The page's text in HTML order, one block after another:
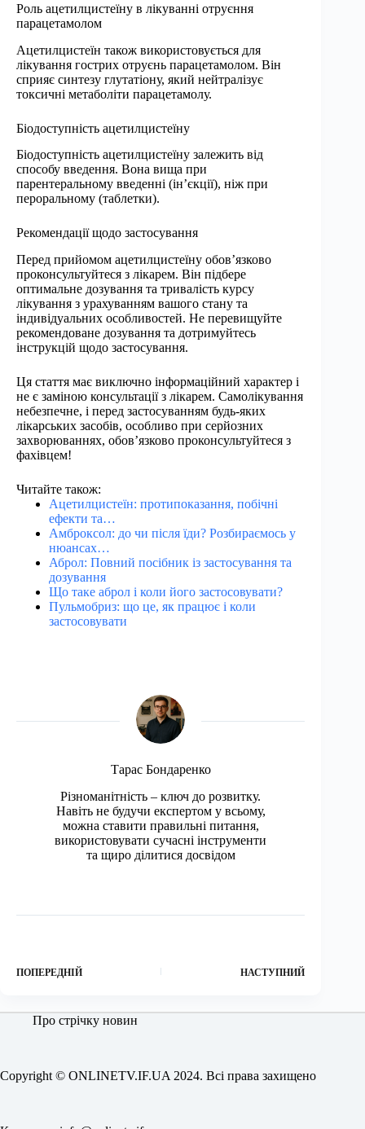
Роль ацетилцистеїну в лікуванні отруєння
парацетамолом
Ацетилцистеїн також використовується для
лікування гострих отруєнь парацетамолом. Він
сприяє синтезу глутатіону, який нейтралізує
токсичні метаболіти парацетамолу.
Біодоступність ацетилцистеїну
Біодоступність ацетилцистеїну залежить від
способу введення. Вона вища при
парентеральному введенні (ін’єкції), ніж при
пероральному (таблетки).
Рекомендації щодо застосування
Перед прийомом ацетилцистеїну обов’язково
проконсультуйтеся з лікарем. Він підбере
оптимальне дозування та тривалість курсу
лікування з урахуванням вашого стану та
індивідуальних особливостей. Не перевищуйте
рекомендоване дозування та дотримуйтесь
інструкцій щодо застосування.
Ця стаття має виключно інформаційний характер і
не є заміною консультації з лікарем. Самолікування
небезпечне, і перед застосуванням будь-яких
лікарських засобів, особливо при серйозних
захворюваннях, обов’язково проконсультуйтеся з
фахівцем!
Читайте також:
Ацетилцистеїн: протипоказання, побічні
ефекти та…
Амброксол: до чи після їди? Розбираємось у
нюансах…
Аброл: Повний посібник із застосування та
дозування
Що таке аброл і коли його застосовувати?
Пульмобриз: що це, як працює і коли
застосовувати
Тарас Бондаренко
Різноманітність – ключ до розвитку.
Навіть не будучи експертом у всьому,
можна ставити правильні питання,
використовувати сучасні інструменти
та щиро ділитися досвідом
ПОПЕРЕДНІЙ НАСТУПНИЙ
Про стрічку новин
Copyright © ONLINETV.IF.UA 2024. Всі права захищено